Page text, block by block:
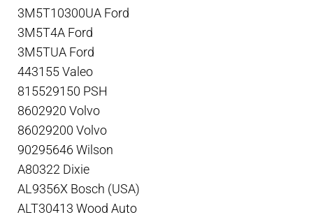
3M5T10300UA Ford
3M5T4A Ford
3M5TUA Ford
443155 Valeo
815529150 PSH
8602920 Volvo
86029200 Volvo
90295646 Wilson
A80322 Dixie
AL9356X Bosch (USA)
ALT30413 Wood Auto